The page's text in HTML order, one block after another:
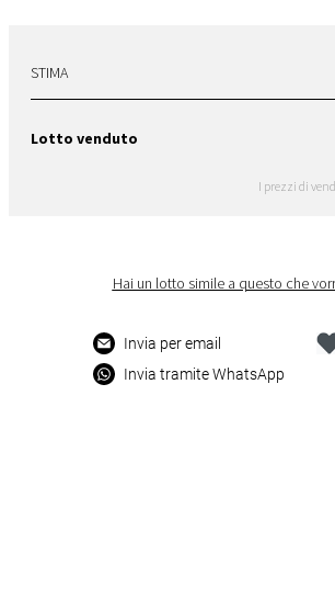
STIMA
Lotto venduto
I prezzi di
Hai un lotto simile a questo che
Invia per email
Invia tramite WhatsApp